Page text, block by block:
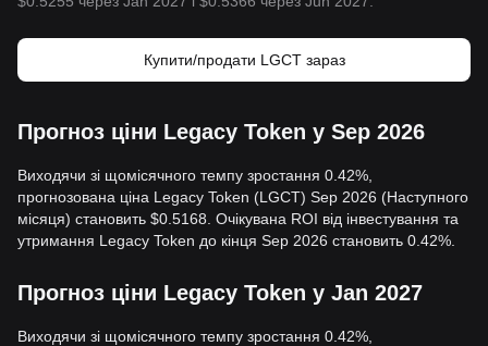
Купити/продати LGCT зараз
Прогноз ціни Legacy Token у Sep 2026
Виходячи зі щомісячного темпу зростання 0.42%,
прогнозована ціна Legacy Token (LGCT) Sep 2026 (Наступного
місяця) становить $0.5168. Очікувана ROI від інвестування та
утримання Legacy Token до кінця Sep 2026 становить 0.42%.
Прогноз ціни Legacy Token у Jan 2027
Виходячи зі щомісячного темпу зростання 0.42%,